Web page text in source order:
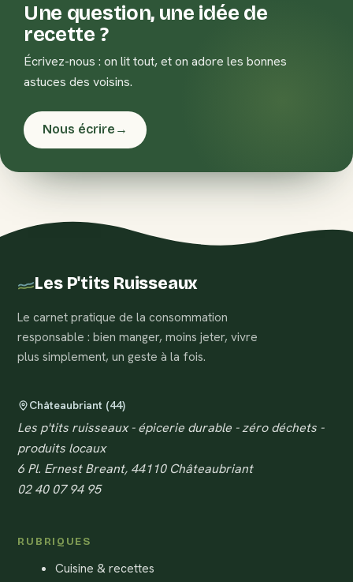
Une question, une idée de
recette ?
Écrivez-nous : on lit tout, et on adore les bonnes
astuces des voisins.
Nous écrire →
Les P'tits Ruisseaux
Le carnet pratique de la consommation
responsable : bien manger, moins jeter, vivre
plus simplement, un geste à la fois.
Châteaubriant (44)
Les p'tits ruisseaux - épicerie durable - zéro déchets -
produits locaux
6 Pl. Ernest Breant, 44110 Châteaubriant
02 40 07 94 95
RUBRIQUES
Cuisine & recettes